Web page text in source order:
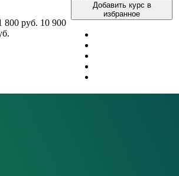
800 руб. 10 900
Добавить курс в
избранное